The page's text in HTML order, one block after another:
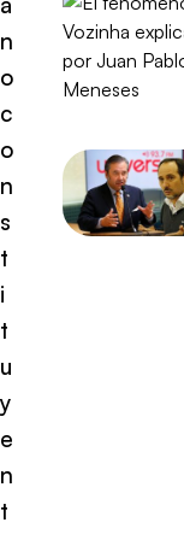
n
o
c
o
n
s
t
i
t
u
y
e
n
t